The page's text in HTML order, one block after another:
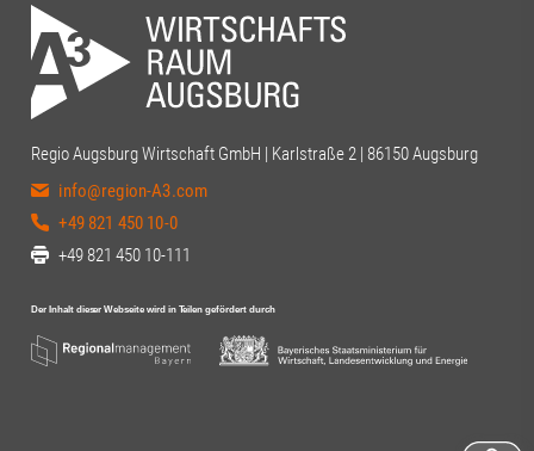
Regio Augsburg Wirtschaft GmbH | Karlstraße 2 | 86150 Augsburg
info@region-A3.com
+49 821 450 10-0
+49 821 450 10-111